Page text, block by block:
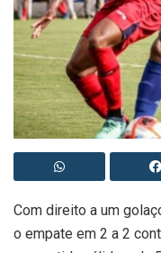
Com direito a um
o empate em 2 a 2